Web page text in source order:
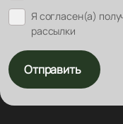
Я согласен(а)
рассылки
Отправить